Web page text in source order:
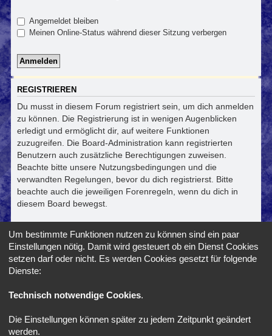
Angemeldet bleiben
Meinen Online-Status während dieser Sitzung verbergen
REGISTRIEREN
Du musst in diesem Forum registriert sein, um dich anmelden
zu können. Die Registrierung ist in wenigen Augenblicken
erledigt und ermöglicht dir, auf weitere Funktionen
zuzugreifen. Die Board-Administration kann registrierten
Benutzern auch zusätzliche Berechtigungen zuweisen.
Beachte bitte unsere Nutzungsbedingungen und die
verwandten Regelungen, bevor du dich registrierst. Bitte
beachte auch die jeweiligen Forenregeln, wenn du dich in
diesem Board bewegst.
Nutzungsbedingungen|Datenschutzerklärung
Registrieren
*SE Gamer Style byphpBB Styles
Um bestimmte Funktionen nutzen zu können sind ein paar
Einstellungen nötig. Damit wird gesteuert ob ein Dienst Cookies
setzen darf oder nicht. Es werden Cookies gesetzt für folgende
Dienste:
Technisch notwendige Cookies.
Die Einstellungen können später zu jedem Zeitpunkt geändert
werden.